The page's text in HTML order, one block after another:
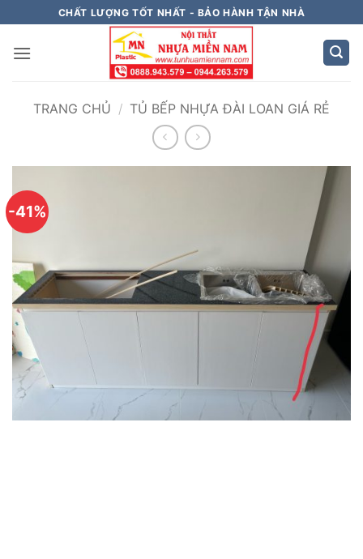
qua
nội
CHẤT LƯỢNG TỐT NHẤT - BẢO HÀNH TẬN NHÀ
TRANG CHỦ / TỦ BẾP NHỰA ĐÀI LOAN GIÁ RẺ
-41%